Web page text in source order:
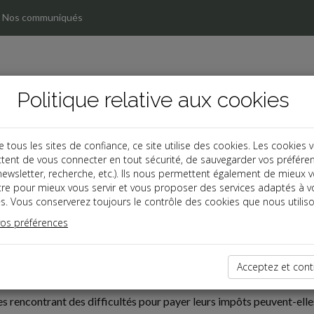
Nos communiqués
03
DE PAIEMENT : QUELLES SOLUTIONS POUR LES
rencontrant des difficultés pour payer leurs impôts peuvent-
Politique relative aux cookies
tous les sites de confiance, ce site utilise des cookies. Les cookies
de vous connecter en tout sécurité, de sauvegarder vos
recherche, etc.). Ils nous permettent également de mieux
pour mieux vous servir et vous proposer des services adaptés à
Vous conserverez toujours le contrôle des cookies que nous
préférences
Acceptez et